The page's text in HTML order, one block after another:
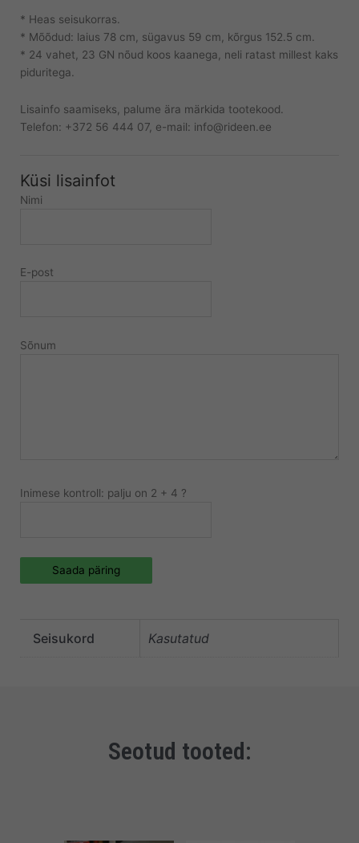
* Heas seisukorras.
* Mõõdud: laius 78 cm, sügavus 59 cm, kõrgus 152.5 cm.
* 24 vahet, 23 GN nõud koos kaanega, neli ratast millest kaks
piduritega.
Lisainfo saamiseks, palume ära märkida tootekood.
Telefon: +372 56 444 07, e-mail: info@rideen.ee
Küsi lisainfot
Nimi
E-post
Sõnum
Inimese kontroll: palju on 2 + 4 ?
Saada päring
Seisukord Kasutatud
Seotud tooted: